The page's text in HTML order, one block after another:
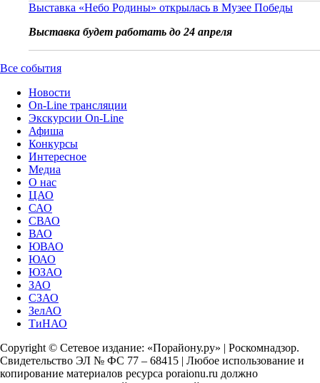
Выставка «Небо Родины» открылась в Музее Победы
Выставка будет работать до 24 апреля
Все события
Новости
On-Line трансляции
Экскурсии On-Line
Афиша
Конкурсы
Интересное
Медиа
О нас
ЦАО
САО
СВАО
ВАО
ЮВАО
ЮАО
ЮЗАО
ЗАО
СЗАО
ЗелАО
ТиНАО
Copyright © Сетевое издание: «Порайону.ру» | Роскомнадзор.
Свидетельство ЭЛ № ФС 77 – 68415 | Любое использование и
копирование материалов ресурса poraionu.ru должно